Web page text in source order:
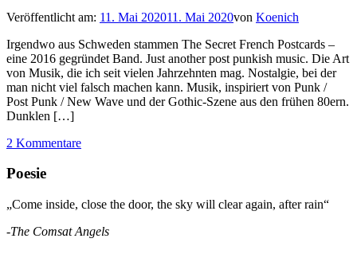
Veröffentlicht am: 11. Mai 202011. Mai 2020von Koenich
Irgendwo aus Schweden stammen The Secret French Postcards –
eine 2016 gegründet Band. Just another post punkish music. Die Art
von Musik, die ich seit vielen Jahrzehnten mag. Nostalgie, bei der
man nicht viel falsch machen kann. Musik, inspiriert von Punk /
Post Punk / New Wave und der Gothic-Szene aus den frühen 80ern.
Dunklen […]
2 Kommentare
Poesie
„Come inside, close the door, the sky will clear again, after rain“
-The Comsat Angels